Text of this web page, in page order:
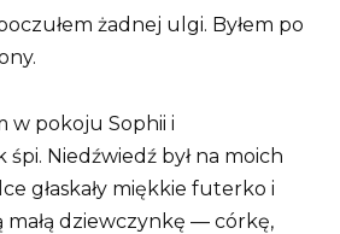
żadnej ulgi. Byłem po
w pokoju Sophii i
śpi. Niedźwiedź był na moich
głaskały miękkie futerko i
małą dziewczynkę — córkę,